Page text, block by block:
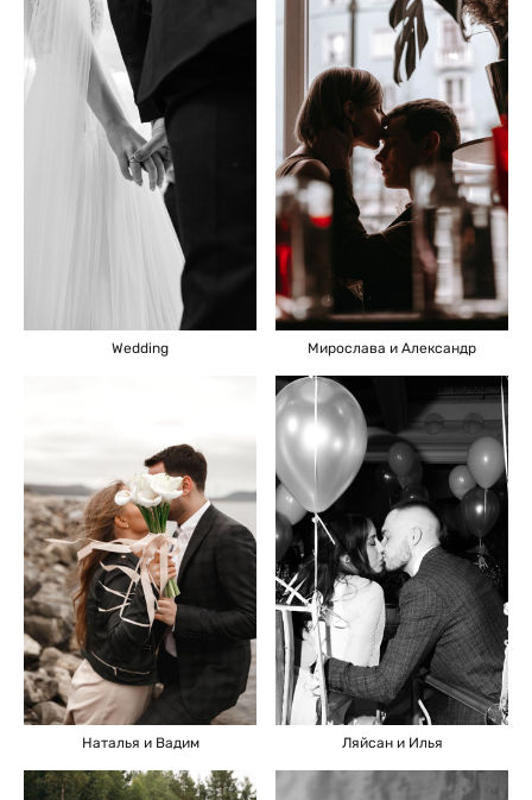
Wedding Мирослава и Александр
Наталья и Вадим Ляйсан и Илья